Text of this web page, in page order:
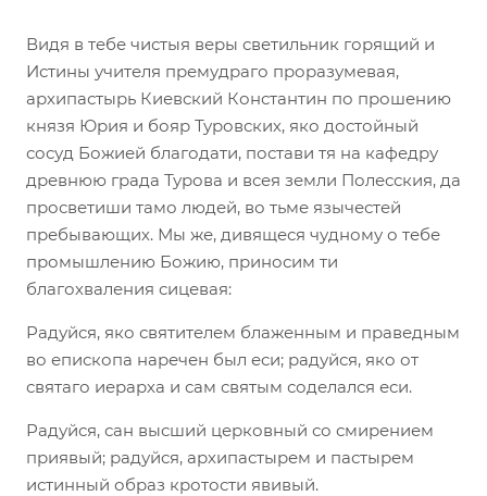
Видя в тебе чистыя веры светильник горящий и
Истины учителя премудраго проразумевая,
архипастырь Киевский Константин по прошению
князя Юрия и бояр Туровских, яко достойный
сосуд Божией благодати, постави тя на кафедру
древнюю града Турова и всея земли Полесския, да
просветиши тамо людей, во тьме язычестей
пребывающих. Мы же, дивящеся чудному о тебе
промышлению Божию, приносим ти
благохваления сицевая:
Радуйся, яко святителем блаженным и праведным
во епископа наречен был еси; радуйся, яко от
святаго иерарха и сам святым соделался еси.
Радуйся, сан высший церковный со смирением
приявый; радуйся, архипастырем и пастырем
истинный образ кротости явивый.